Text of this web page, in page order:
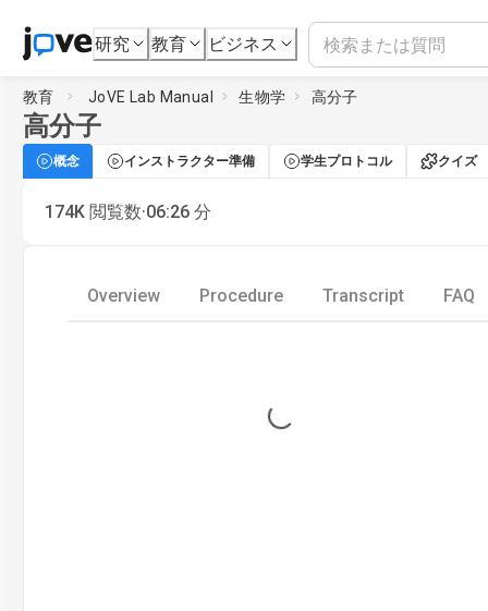
研究 教育 ビジネス
教育 JoVE Lab Manual 生物学 高分子
高分子
概念 インストラクター準備 学生プロトコル クイズ
174K 閲覧数·06:26 分
Overview Procedure Transcript FAQ
Loading...